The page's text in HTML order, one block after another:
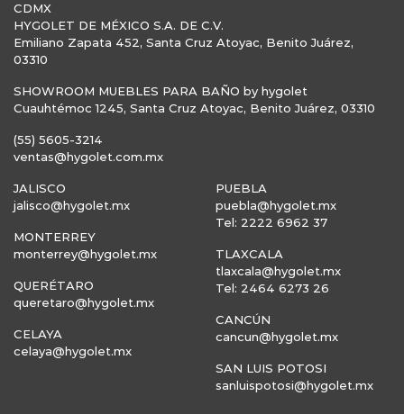
CDMX
HYGOLET DE MÉXICO S.A. DE C.V.
Emiliano Zapata 452, Santa Cruz Atoyac, Benito Juárez,
03310
SHOWROOM MUEBLES PARA BAÑO by hygolet
Cuauhtémoc 1245, Santa Cruz Atoyac, Benito Juárez, 03310
(55) 5605-3214
ventas@hygolet.com.mx
JALISCO
jalisco@hygolet.mx
MONTERREY
monterrey@hygolet.mx
QUERÉTARO
queretaro@hygolet.mx
CELAYA
celaya@hygolet.mx
PUEBLA
puebla@hygolet.mx
Tel: 2222 6962 37
TLAXCALA
tlaxcala@hygolet.mx
Tel: 2464 6273 26
CANCÚN
cancun@hygolet.mx
SAN LUIS POTOSI
sanluispotosi@hygolet.mx